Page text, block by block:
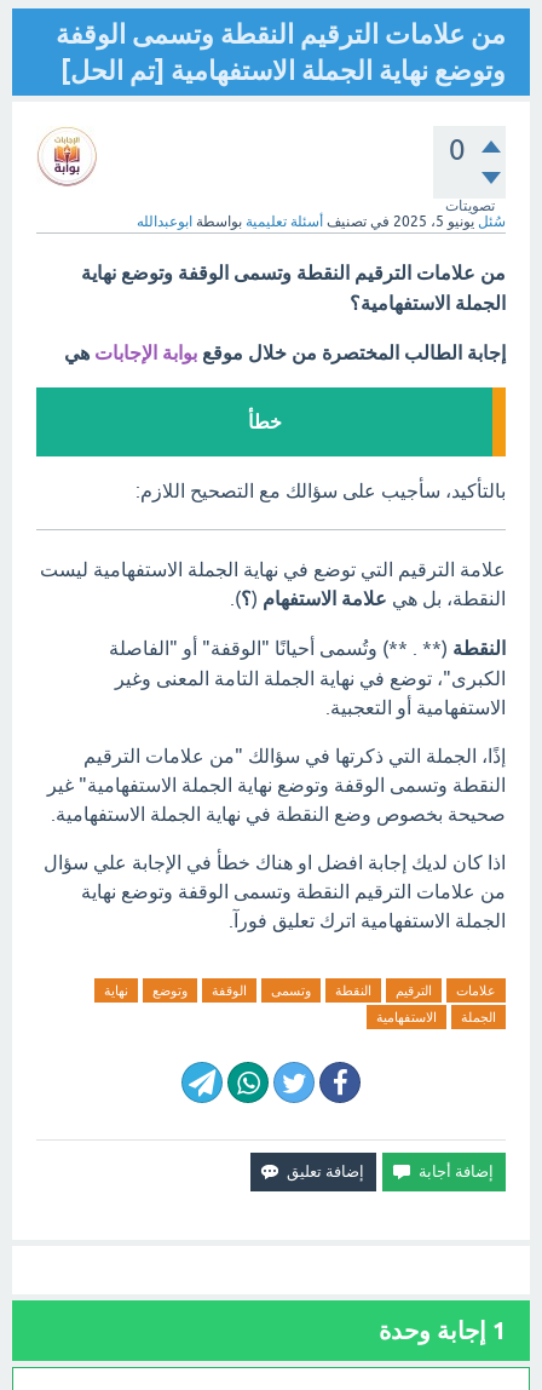
من علامات الترقيم النقطة وتسمى الوقفة
وتوضع نهاية الجملة الاستفهامية [تم الحل]
0
تصويتات
سُئل يونيو 5، 2025 في تصنيف أسئلة تعليمية بواسطة ابوعبدالله
من علامات الترقيم النقطة وتسمى الوقفة وتوضع نهاية
الجملة الاستفهامية؟
إجابة الطالب المختصرة من خلال موقع بوابة الإجابات هي
خطأ
بالتأكيد، سأجيب على سؤالك مع التصحيح اللازم:
علامة الترقيم التي توضع في نهاية الجملة الاستفهامية ليست
النقطة، بل هي علامة الاستفهام (؟).
النقطة (** . **) وتُسمى أحيانًا "الوقفة" أو "الفاصلة
الكبرى"، توضع في نهاية الجملة التامة المعنى وغير
الاستفهامية أو التعجبية.
إذًا، الجملة التي ذكرتها في سؤالك "من علامات الترقيم
النقطة وتسمى الوقفة وتوضع نهاية الجملة الاستفهامية" غير
صحيحة بخصوص وضع النقطة في نهاية الجملة الاستفهامية.
اذا كان لديك إجابة افضل او هناك خطأ في الإجابة علي سؤال
من علامات الترقيم النقطة وتسمى الوقفة وتوضع نهاية
الجملة الاستفهامية اترك تعليق فورآ.
علامات الترقيم النقطة وتسمى الوقفة وتوضع
نهاية
الجملة
الاستفهامية
1 إجابة وحدة